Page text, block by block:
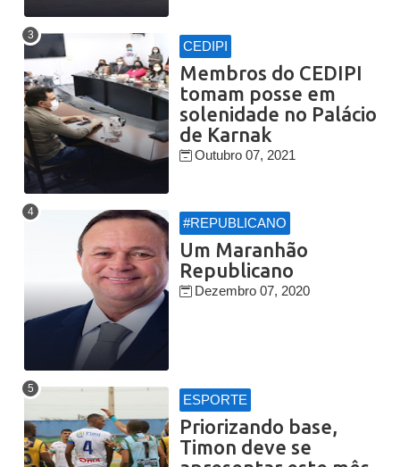
CEDIPI
Membros do CEDIPI
tomam posse em
solenidade no Palácio
de Karnak
Outubro 07, 2021
#REPUBLICANO
Um Maranhão
Republicano
Dezembro 07, 2020
ESPORTE
Priorizando base,
Timon deve se